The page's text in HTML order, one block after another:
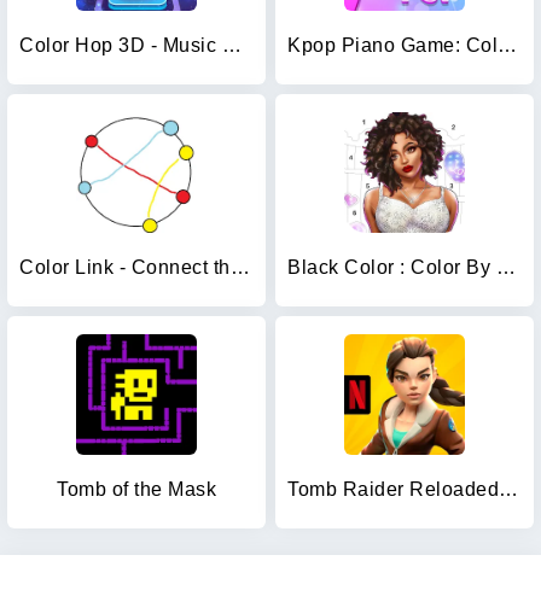
Color Hop 3D - Music Game Kpop Piano Game: Color Tiles
Color Link - Connect the Dots Black Color : Color By Number
Tomb of the Mask Tomb Raider Reloaded NETFLIX